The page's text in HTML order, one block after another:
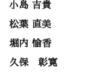
小島 吉貴
松葉 直美
堀内 愉香
久保 彰寛